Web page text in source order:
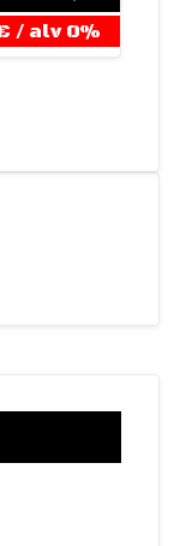
/ alv 0%